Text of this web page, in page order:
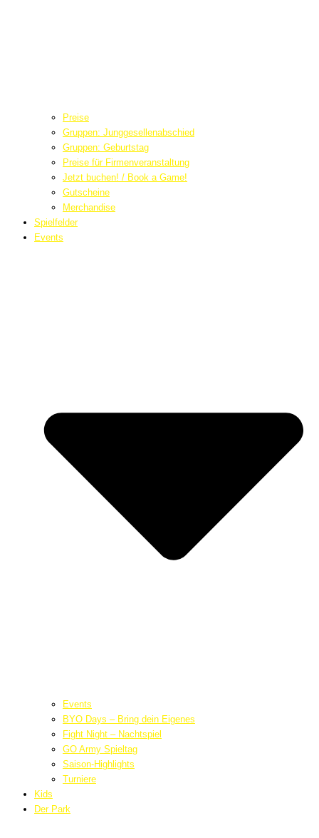
Preise
Gruppen: Junggesellenabschied
Gruppen: Geburtstag
Preise für Firmenveranstaltung
Jetzt buchen! / Book a Game!
Gutscheine
Merchandise
Spielfelder
Events
Events
BYO Days – Bring dein Eigenes
Fight Night – Nachtspiel
GO Army Spieltag
Saison-Highlights
Turniere
Kids
Der Park